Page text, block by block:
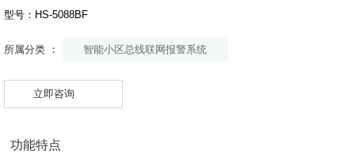
型号：HS-5088BF
所属分类 ： 智能小区总线联网报警系统
立即咨询
功能特点